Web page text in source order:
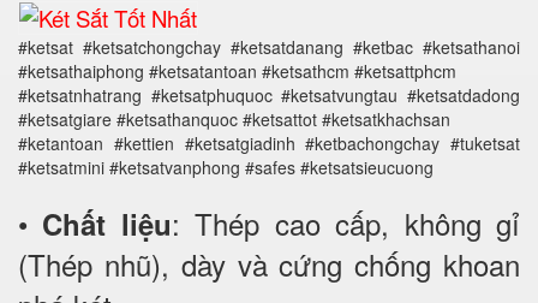
#ketsat #ketsatchongchay #ketsatdanang #ketbac #ketsathanoi
#ketsathaiphong #ketsatantoan #ketsathcm #ketsattphcm
#ketsatnhatrang #ketsatphuquoc #ketsatvungtau #ketsatdadong
#ketsatgiare #ketsathanquoc #ketsattot #ketsatkhachsan
#ketantoan #kettien #ketsatgiadinh #ketbachongchay #tuketsat
#ketsatmini #ketsatvanphong #safes #ketsatsieucuong
• Chất liệu: Thép cao cấp, không gỉ
(Thép nhũ), dày và cứng chống khoan